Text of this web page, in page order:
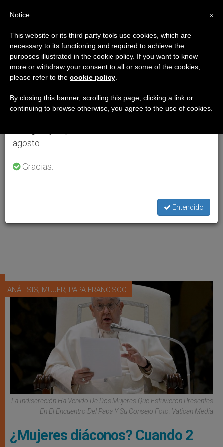
ANÁLISIS, MUJER, PAPA FRANCISCO
La Indiscreción Ha Venido De Dos Mujeres Que Estuvieron Presentes
En El Encuentro Del Papa Y Su Consejo Foto: Vatican Media
¿Mujeres diáconos? Cuando 2
×
Aviso importante
Del 27 de julio al 7 de agosto haremos la pausa
anual, aprovechando que en el periodo de verano
se generan menos informaciones y también el
agosto.
Gracias.
Entendido
x
Notice
This website or its third party tools use cookies, which are
necessary to its functioning and required to achieve the
purposes illustrated in the cookie policy. If you want to know
more or withdraw your consent to all or some of the cookies,
please refer to the cookie policy
By closing this banner, scrolling this page, clicking a link or
continuing to browse otherwise, you agree to the use of cookies.